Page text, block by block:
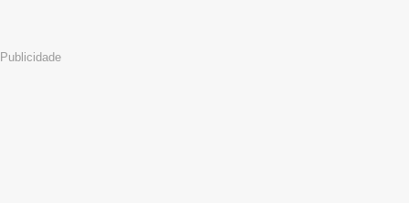
Publicidade